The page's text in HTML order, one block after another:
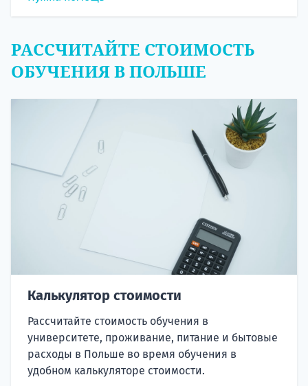
РАССЧИТАЙТЕ СТОИМОСТЬ
ОБУЧЕНИЯ В ПОЛЬШЕ
Калькулятор стоимости
Рассчитайте стоимость обучения в
университете, проживание, питание и бытовые
расходы в Польше во время обучения в
удобном калькуляторе стоимости.